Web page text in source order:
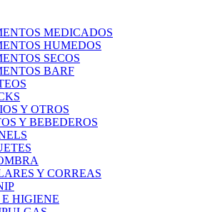
MEDICADOS
HUMEDOS
SECOS
BARF
Y OTROS
Y BEBEDEROS
Y CORREAS
HIGIENE